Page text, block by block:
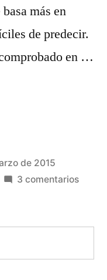
más en
de predecir.
en …
de 2015
3 comentariosen
de